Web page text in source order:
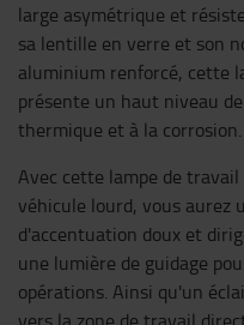
large asymétrique et
sa lentille en verre et son
aluminium renforcé, cette
présente un haut niveau
thermique et à la corrosion.
Avec cette lampe de
véhicule lourd, vous aurez
d'accentuation doux et
une lumière de guidage
opérations. Ainsi qu'un